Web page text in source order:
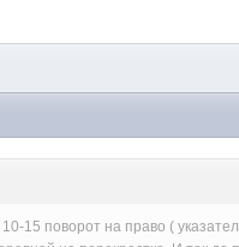
15 поворот на право (